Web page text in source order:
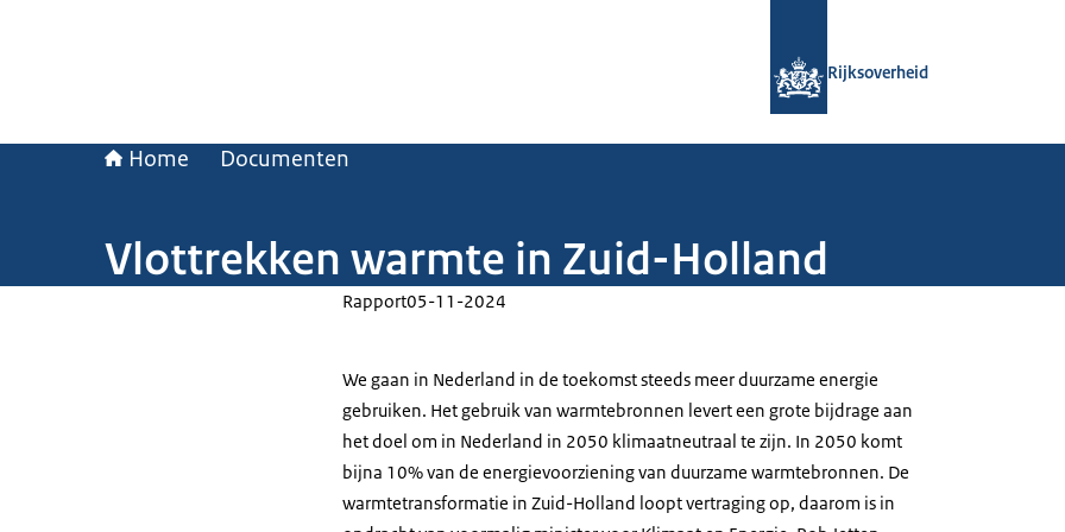
Rijksoverheid
Home Documenten
Vlottrekken warmte in Zuid-Holland
Rapport05-11-2024
We gaan in Nederland in de toekomst steeds meer duurzame energie
gebruiken. Het gebruik van warmtebronnen levert een grote bijdrage aan
het doel om in Nederland in 2050 klimaatneutraal te zijn. In 2050 komt
bijna 10% van de energievoorziening van duurzame warmtebronnen. De
warmtetransformatie in Zuid-Holland loopt vertraging op, daarom is in